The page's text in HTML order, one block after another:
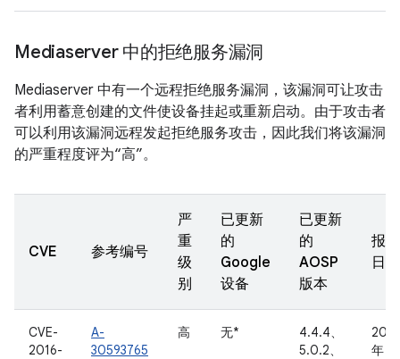
Mediaserver 中的拒绝服务漏洞
Mediaserver 中有一个远程拒绝服务漏洞，该漏洞可让攻击
者利用蓄意创建的文件使设备挂起或重新启动。由于攻击者
可以利用该漏洞远程发起拒绝服务攻击，因此我们将该漏洞
的严重程度评为“高”。
CVE 参考编号
严
重
级
别
已更新
的
Google
设备
已更新
的
AOSP
版本
报告
日期
CVE-
2016-
A-
30593765
高 无*
4.4.4、
5.0.2、
2016
年 8